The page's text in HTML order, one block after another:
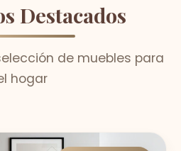
Destacados
de muebles para
hogar